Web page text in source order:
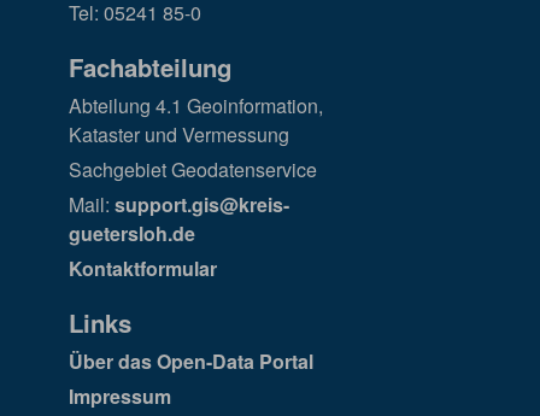
Tel: 05241 85-0
Fachabteilung
Abteilung 4.1 Geoinformation,
Kataster und Vermessung
Sachgebiet Geodatenservice
Mail: support.gis@kreis-
guetersloh.de
Kontaktformular
Links
Über das Open-Data Portal
Impressum